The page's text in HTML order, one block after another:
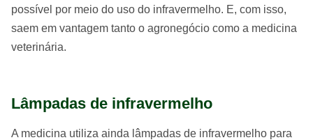
possível por meio do uso do infravermelho. E, com isso,
saem em vantagem tanto o agronegócio como a medicina
veterinária.
Lâmpadas de infravermelho
A medicina utiliza ainda lâmpadas de infravermelho para